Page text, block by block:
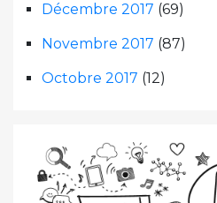
Décembre 2017 (69)
Novembre 2017 (87)
Octobre 2017 (12)